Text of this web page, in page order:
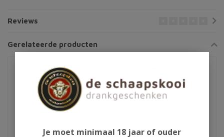
Reviews
Gerelateerde producten
Je moet minimaal 18 jaar of ouder